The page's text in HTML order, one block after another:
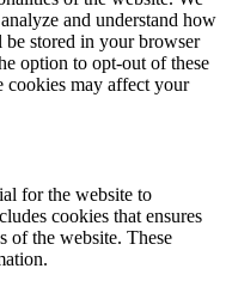
and understand how
stored in your browser
option to opt-out of these
cookies may affect your
for the website to
cookies that ensures
of the website. These